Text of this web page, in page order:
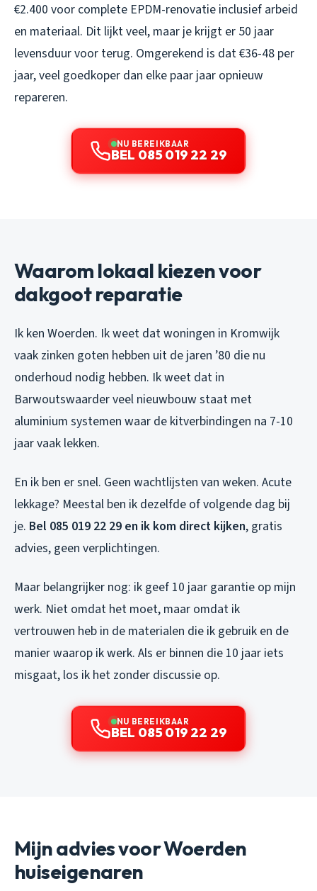
€2.400 voor complete EPDM-renovatie inclusief arbeid
en materiaal. Dit lijkt veel, maar je krijgt er 50 jaar
levensduur voor terug. Omgerekend is dat €36-48 per
jaar, veel goedkoper dan elke paar jaar opnieuw
repareren.
NU BEREIKBAAR
BEL 085 019 22 29
Waarom lokaal kiezen voor
dakgoot reparatie
Ik ken Woerden. Ik weet dat woningen in Kromwijk
vaak zinken goten hebben uit de jaren ’80 die nu
onderhoud nodig hebben. Ik weet dat in
Barwoutswaarder veel nieuwbouw staat met
aluminium systemen waar de kitverbindingen na 7-10
jaar vaak lekken.
En ik ben er snel. Geen wachtlijsten van weken. Acute
lekkage? Meestal ben ik dezelfde of volgende dag bij
je. Bel 085 019 22 29 en ik kom direct kijken, gratis
advies, geen verplichtingen.
Maar belangrijker nog: ik geef 10 jaar garantie op mijn
werk. Niet omdat het moet, maar omdat ik
vertrouwen heb in de materialen die ik gebruik en de
manier waarop ik werk. Als er binnen die 10 jaar iets
misgaat, los ik het zonder discussie op.
NU BEREIKBAAR
BEL 085 019 22 29
Mijn advies voor Woerden
huiseigenaren